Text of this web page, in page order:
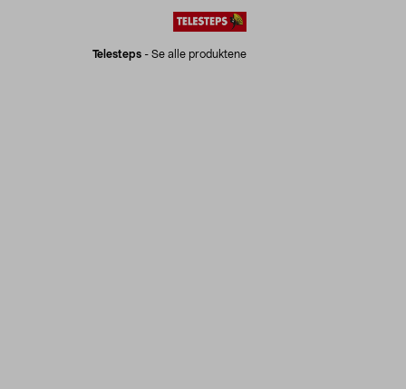
Telesteps - Se alle produktene